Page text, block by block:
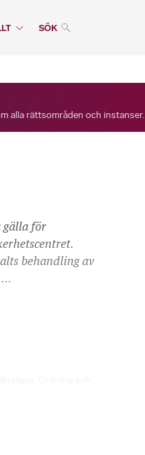
SÖK
alla rättsområden och instanser.
gälla för
behandling av